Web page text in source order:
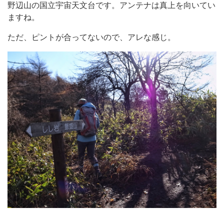
野辺山の国立宇宙天文台です。アンテナは真上を向いてい
ますね。
ただ、ピントが合ってないので、アレな感じ。